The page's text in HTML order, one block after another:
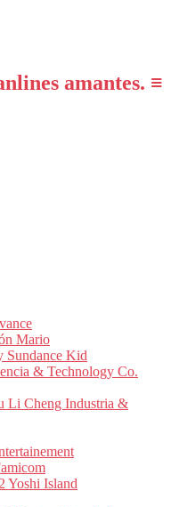
amantes. ≡
Mario
Sundance Kid
& Technology Co.
Li Cheng Industria &
Yoshi Island